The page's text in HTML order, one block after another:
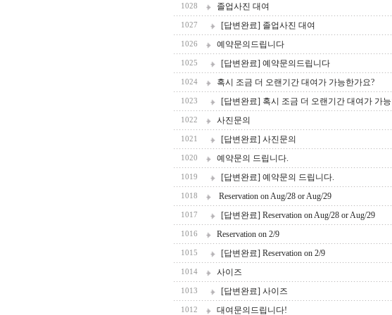
1028 졸업사진 대여
1027 [답변완료] 졸업사진 대여
1026 예약문의드립니다
1025 [답변완료] 예약문의드립니다
1024 혹시 조금 더 오랜기간 대여가 가능한가요?
1023 [답변완료] 혹시 조금 더 오랜기간 대여가 가
1022 사진문의
1021 [답변완료] 사진문의
1020 예약문의 드립니다.
1019 [답변완료] 예약문의 드립니다.
1018 Reservation on Aug/28 or Aug/29
1017 [답변완료] Reservation on Aug/28 or Aug/29
1016 Reservation on 2/9
1015 [답변완료] Reservation on 2/9
1014 사이즈
1013 [답변완료] 사이즈
1012 대여문의드립니다!